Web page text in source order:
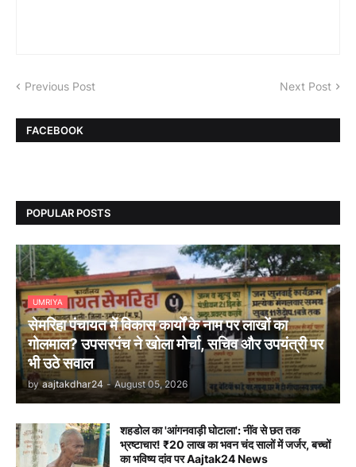
Previous Post Next Post
FACEBOOK
POPULAR POSTS
UMRIYA
सेमरिहा पंचायत में विकास कार्यों के नाम पर लाखों का
गोलमाल? उपसरपंच ने खोला मोर्चा, सचिव और उपयंत्री पर
भी उठे सवाल
by aajtakdhar24 - August 05, 2026
शहडोल का 'आंगनवाड़ी घोटाला': नींव से छत तक
भ्रष्टाचार! ₹20 लाख का भवन चंद सालों में जर्जर, बच्चों
का भविष्य दांव पर Aajtak24 News